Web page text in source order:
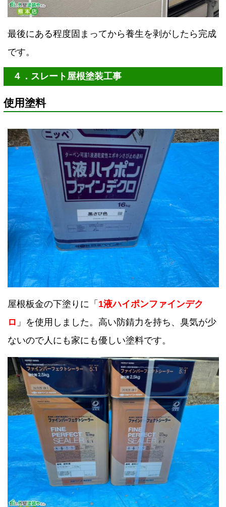
最後にある程度固まってから養生を剥がしたら完成
です。
４．スレート屋根塗装工事
使用塗料
屋根板金の下塗りに「 1液ハイポンファインデク
ロ 」を使用しました。高い防錆力を持ち、臭気が少
ないので人にも家にも優しい塗料です。